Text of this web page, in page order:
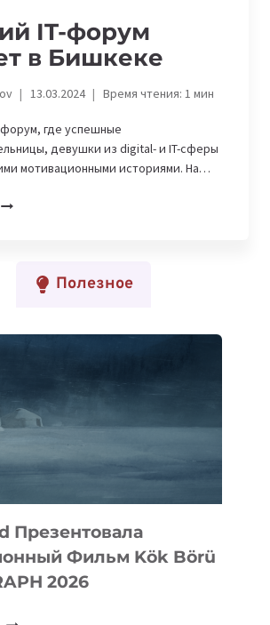
IT-форум
в Бишкеке
13.03.2024 Время чтения: 1мин
где успешные
девушки из digital- и IT-сферы
мотивационными историями. На…
ЖЕНСКИЙ
Полезное
Презентовала
Фильм Kök Börü
2026
HIGGSFIELD